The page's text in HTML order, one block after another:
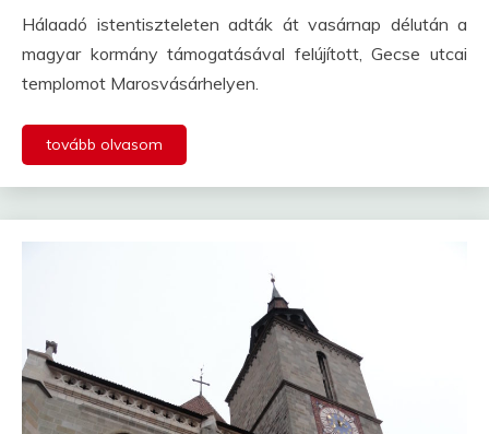
Hálaadó istentiszteleten adták át vasárnap délután a
magyar kormány támogatásával felújított, Gecse utcai
templomot Marosvásárhelyen.
tovább olvasom